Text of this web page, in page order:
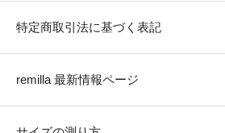
特定商取引法に基づく表記
remilla 最新情報ページ